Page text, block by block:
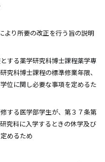
より所要の改正を行う旨の説明
する薬学研究科博士課程薬学専
究科博士課程の標準修業年限、
位に関し必要な事項を定めるた
する医学部学生が、第３７条第
究科に入学するときの休学及び
めるため